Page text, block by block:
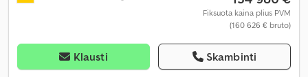
Fiksuota kaina plius PVM
(160 626 € bruto)
Klausti Skambinti